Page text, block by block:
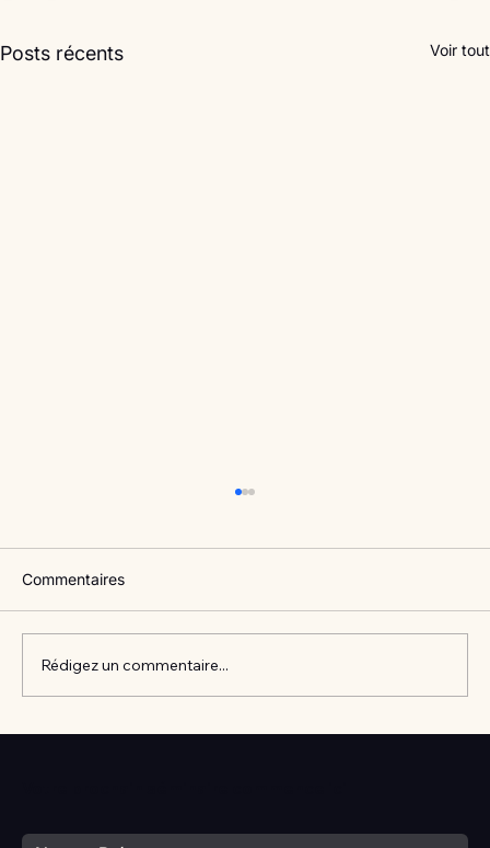
Posts récents Voir tout
Commentaires
Rédigez un commentaire...